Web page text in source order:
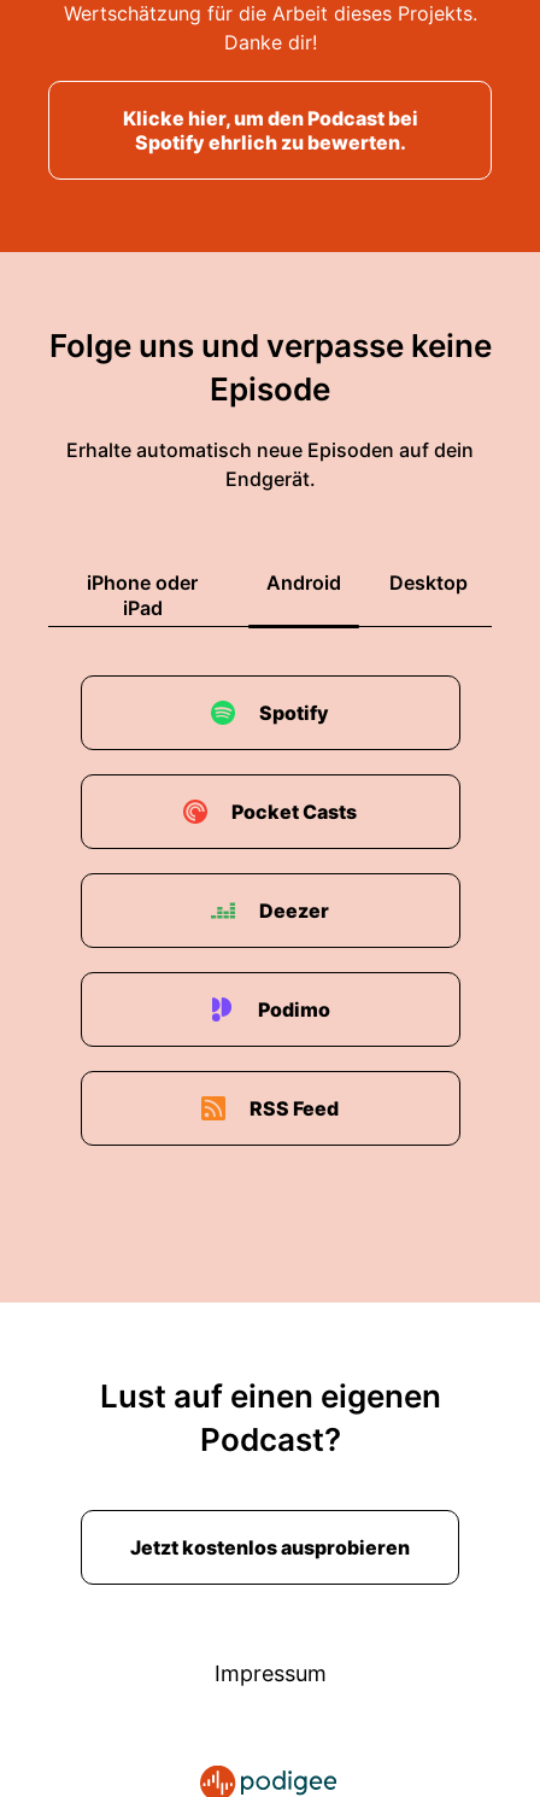
Wertschätzung für die Arbeit dieses Projekts.
Danke dir!
Klicke hier, um den Podcast bei
Spotify ehrlich zu bewerten.
Folge uns und verpasse keine
Episode
Erhalte automatisch neue Episoden auf dein
Endgerät.
iPhone oder
iPad
Android Desktop
Spotify
Pocket Casts
Deezer
Podimo
RSS Feed
Lust auf einen eigenen
Podcast?
Jetzt kostenlos ausprobieren
Impressum